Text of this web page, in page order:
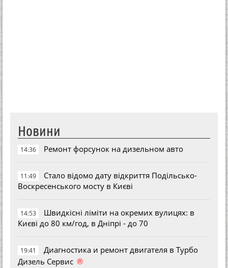
Новини
14:36 Ремонт форсунок на дизельном авто
11:49
Стало відомо дату відкриття Подільсько-
Воскресенського мосту в Києві
14:53
Швидкісні ліміти на окремих вулицях: в
Києві до 80 км/год, в Дніпрі - до 70
19:41
Диагностика и ремонт двигателя в Турбо
Дизель Сервис ®